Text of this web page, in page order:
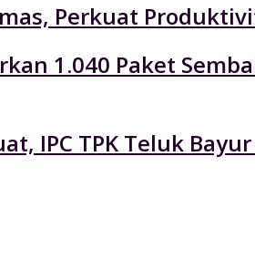
Perkuat
1.040 Paket
IPC TPK Teluk